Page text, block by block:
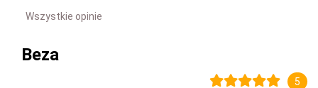
Wszystkie opinie
Beza
5